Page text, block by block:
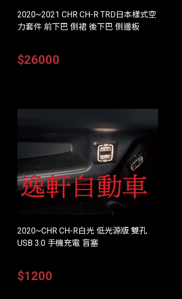
2020~2021 CHR CH-R TRD日本樣式空
力套件 前下巴 側裙 後下巴 側邊板
$26000
2020~CHR CH-R白光 低光源版 雙孔
USB 3.0 手機充電 盲塞
$1200